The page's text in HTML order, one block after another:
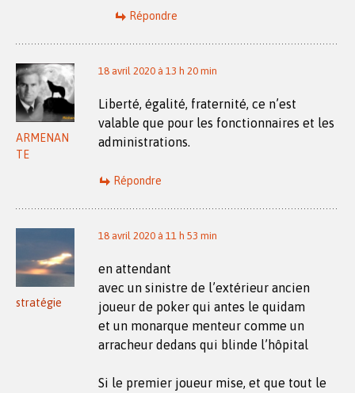
Répondre
ARMENAN
TE
18 avril 2020 à 13 h 20 min
Liberté, égalité, fraternité, ce n’est
valable que pour les fonctionnaires et les
administrations.
Répondre
stratégie
18 avril 2020 à 11 h 53 min
en attendant
avec un sinistre de l’extérieur ancien
joueur de poker qui antes le quidam
et un monarque menteur comme un
arracheur dedans qui blinde l’hôpital
Si le premier joueur mise, et que tout le